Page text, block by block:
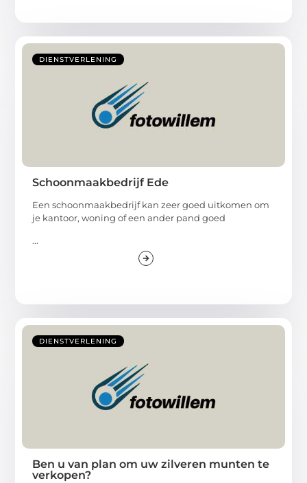
DIENSTVERLENING
Schoonmaakbedrijf Ede
Een schoonmaakbedrijf kan zeer goed uitkomen om
je kantoor, woning of een ander pand goed
...
DIENSTVERLENING
Ben u van plan om uw zilveren munten te
verkopen?